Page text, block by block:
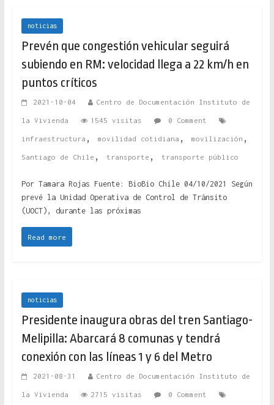
noticias
Prevén que congestión vehicular seguirá
subiendo en RM: velocidad llega a 22 km/h en
puntos críticos
2021-10-04 Centro de Documentación Instituto de
la Vivienda 1545 visitas 0 Comment
infraestructura , movilidad cotidiana , movilización ,
Santiago de Chile , transporte , transporte público
Por Tamara Rojas Fuente: BioBio Chile 04/10/2021 Según
prevé la Unidad Operativa de Control de Tránsito
(UOCT), durante las próximas
Read more
noticias
Presidente inaugura obras del tren Santiago-
Melipilla: Abarcará 8 comunas y tendrá
conexión con las líneas 1 y 6 del Metro
2021-08-31 Centro de Documentación Instituto de
la Vivienda 2715 visitas 0 Comment